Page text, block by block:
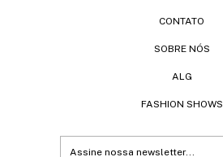
CONTATO
SOBRE NÓS
ALG
FASHION SHOWS